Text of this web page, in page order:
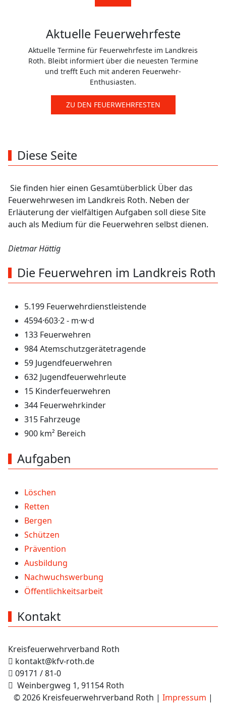
Aktuelle Feuerwehrfeste
Aktuelle Termine für Feuerwehrfeste im Landkreis
Roth. Bleibt informiert über die neuesten Termine
und trefft Euch mit anderen Feuerwehr-
Enthusiasten.
ZU DEN FEUERWEHRFESTEN
Diese Seite
Sie finden hier einen Gesamtüberblick Über das
Feuerwehrwesen im Landkreis Roth. Neben der
Erläuterung der vielfältigen Aufgaben soll diese Site
auch als Medium für die Feuerwehren selbst dienen.
Dietmar Hättig
Die Feuerwehren im Landkreis Roth
5.199 Feuerwehrdienstleistende
4594·603·2 - m·w·d
133 Feuerwehren
984 Atemschutzgerätetragende
59 Jugendfeuerwehren
632 Jugendfeuerwehrleute
15 Kinderfeuerwehren
344 Feuerwehrkinder
315 Fahrzeuge
900 km² Bereich
Aufgaben
Löschen
Retten
Bergen
Schützen
Prävention
Ausbildung
Nachwuchswerbung
Öffentlichkeitsarbeit
Kontakt
Kreisfeuerwehrverband Roth
kontakt@kfv-roth.de
09171 / 81-0
Weinbergweg 1, 91154 Roth
© 2026 Kreisfeuerwehrverband Roth | Impressum |